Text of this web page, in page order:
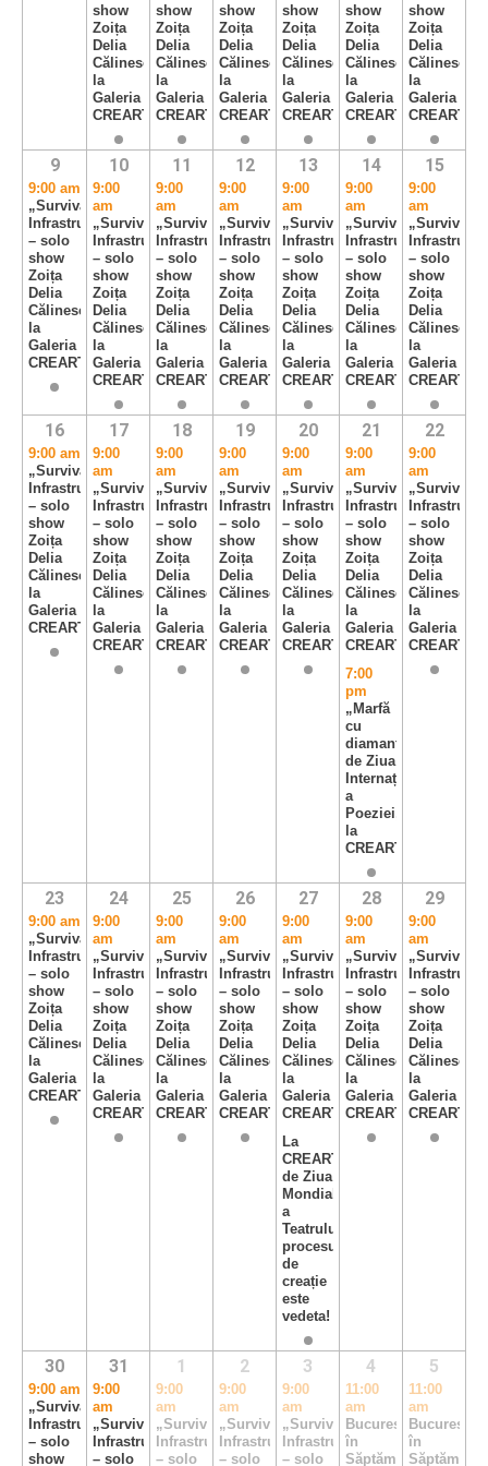
show
Zoița
Delia
Călinescu,
la
Galeria
CREART
show
Zoița
Delia
Călinescu,
la
Galeria
CREART
show
Zoița
Delia
Călinescu,
la
Galeria
CREART
show
Zoița
Delia
Călinescu,
la
Galeria
CREART
show
Zoița
Delia
Călinescu,
la
Galeria
CREART
show
Zoița
Delia
Călinescu,
la
Galeria
CREART
9
9:00 am
„Survival
Infrastructure”
– solo
show
Zoița
Delia
Călinescu,
la
Galeria
CREART
10
9:00
am
„Survival
Infrastructure”
– solo
show
Zoița
Delia
Călinescu,
la
Galeria
CREART
11
9:00
am
„Survival
Infrastructure”
– solo
show
Zoița
Delia
Călinescu,
la
Galeria
CREART
12
9:00
am
„Survival
Infrastructure”
– solo
show
Zoița
Delia
Călinescu,
la
Galeria
CREART
13
9:00
am
„Survival
Infrastructure”
– solo
show
Zoița
Delia
Călinescu,
la
Galeria
CREART
14
9:00
am
„Survival
Infrastructure”
– solo
show
Zoița
Delia
Călinescu,
la
Galeria
CREART
15
9:00
am
„Survival
– solo
show
Zoița
Delia
Călinescu,
la
Galeria
CREART
16
9:00 am
„Survival
Infrastructure”
– solo
show
Zoița
Delia
Călinescu,
la
Galeria
CREART
17
9:00
am
„Survival
Infrastructure”
– solo
show
Zoița
Delia
Călinescu,
la
Galeria
CREART
18
9:00
am
„Survival
Infrastructure”
– solo
show
Zoița
Delia
Călinescu,
la
Galeria
CREART
19
9:00
am
„Survival
Infrastructure”
– solo
show
Zoița
Delia
Călinescu,
la
Galeria
CREART
20
9:00
am
„Survival
Infrastructure”
– solo
show
Zoița
Delia
Călinescu,
la
Galeria
CREART
21
9:00
am
„Survival
Infrastructure”
– solo
show
Zoița
Delia
Călinescu,
la
Galeria
CREART
7:00
pm
„Marfă
cu
diamante”
de Ziua
Internațională
a
Poeziei,
la
CREART
22
9:00
am
„Survival
– solo
show
Zoița
Delia
Călinescu,
la
Galeria
CREART
23
9:00 am
„Survival
Infrastructure”
– solo
show
Zoița
Delia
Călinescu,
la
Galeria
CREART
24
9:00
am
„Survival
Infrastructure”
– solo
show
Zoița
Delia
Călinescu,
la
Galeria
CREART
25
9:00
am
„Survival
Infrastructure”
– solo
show
Zoița
Delia
Călinescu,
la
Galeria
CREART
26
9:00
am
„Survival
Infrastructure”
– solo
show
Zoița
Delia
Călinescu,
la
Galeria
CREART
27
9:00
am
„Survival
Infrastructure”
– solo
show
Zoița
Delia
Călinescu,
la
Galeria
CREART
La
CREART/Teatrelli,
de Ziua
Mondială
a
Teatrului,
procesul
de
creație
este
vedeta!
28
9:00
am
„Survival
Infrastructure”
– solo
show
Zoița
Delia
Călinescu,
la
Galeria
CREART
29
9:00
am
„Survival
– solo
show
Zoița
Delia
Călinescu,
la
Galeria
CREART
30
9:00 am
„Survival
Infrastructure”
– solo
show
31
9:00
am
„Survival
Infrastructure”
– solo
1
9:00
am
„Survival
Infrastructure”
– solo
2
9:00
am
„Survival
Infrastructure”
– solo
3
9:00
am
„Survival
Infrastructure”
– solo
4
11:00
am
Bucureștiul
în
Săptămâna
5
11:00
am
Bucureștiul
în
Săptămâna